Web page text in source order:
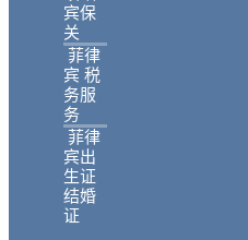
宾保
关
菲律
宾 税
务服
务
菲律
宾出
生证
结婚
证